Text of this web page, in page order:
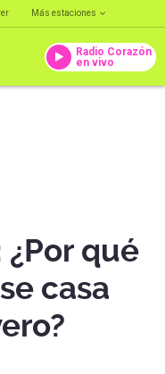
Más estaciones
Radio Corazón
en vivo
qué
casa